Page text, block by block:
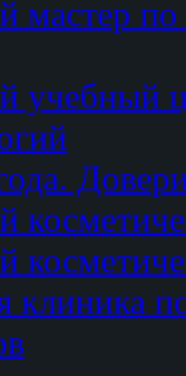
мастер
клиника